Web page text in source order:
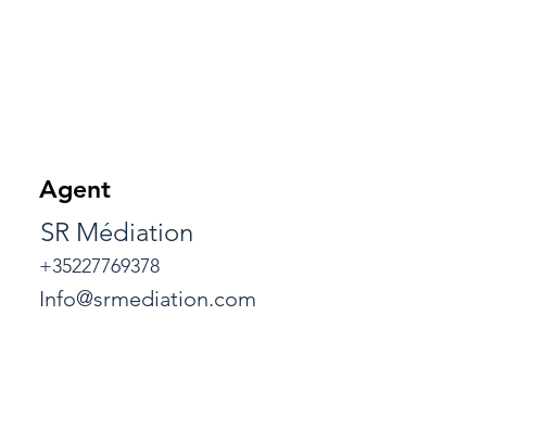
SR Médiation
+35227769378
Info@srmediation.com
Agent